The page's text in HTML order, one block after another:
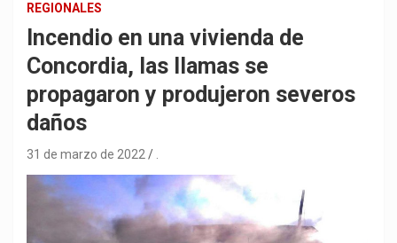
REGIONALES
Incendio en una vivienda de
Concordia, las llamas se
propagaron y produjeron severos
daños
31 de marzo de 2022